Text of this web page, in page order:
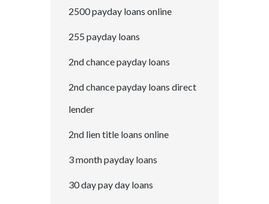
2500 payday loans online
255 payday loans
2nd chance payday loans
2nd chance payday loans direct
lender
2nd lien title loans online
3 month payday loans
30 day pay day loans